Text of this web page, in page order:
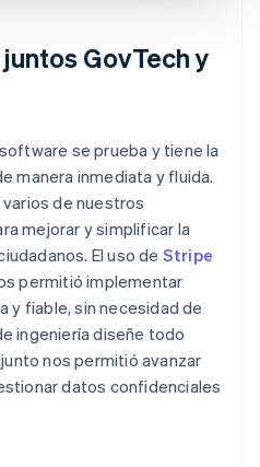
GovTech y
se prueba y tiene la
manera inmediata y fluida.
de nuestros
mejorar y simplificar la
El uso de Stripe
permitió implementar
y fiable, sin necesidad de
ingeniería diseñe todo
nos permitió avanzar
datos confidenciales